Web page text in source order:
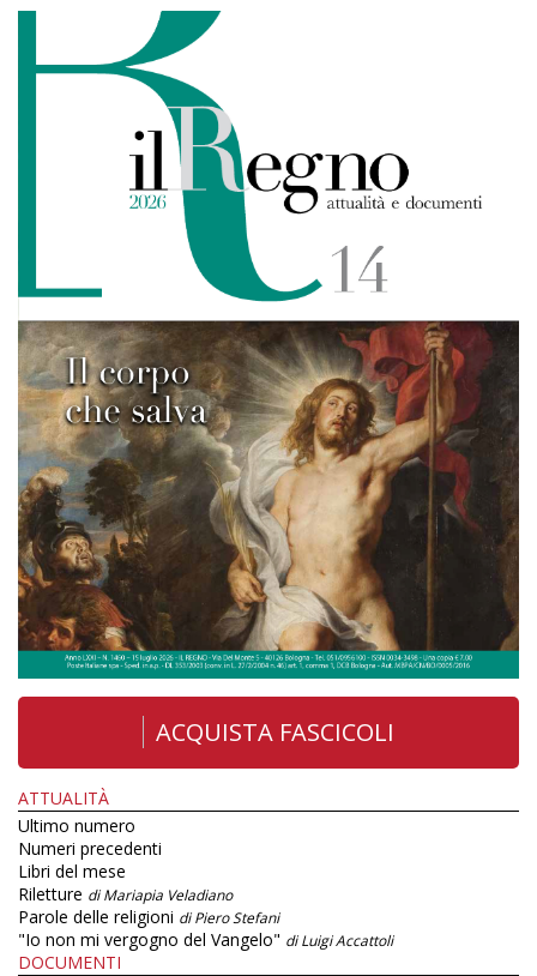
ACQUISTA FASCICOLI
ATTUALITÀ
Ultimo numero
Numeri precedenti
Libri del mese
Riletture di Mariapia Veladiano
Parole delle religioni di Piero Stefani
"Io non mi vergogno del Vangelo" di Luigi Accattoli
DOCUMENTI